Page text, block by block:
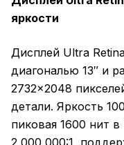
яркости
Дисплей Ultra
диагональю 13″ и
2732×2048
детали. Яркость
пиковая 1600 нит в